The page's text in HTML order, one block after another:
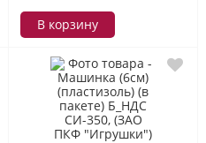
В корзину